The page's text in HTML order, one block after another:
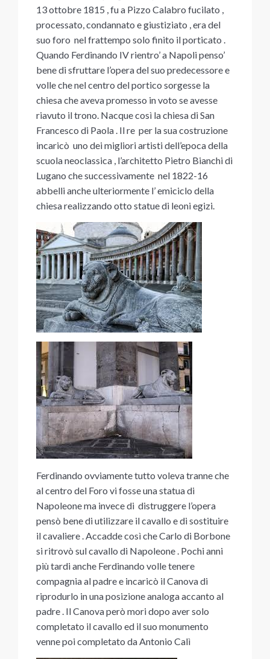
13 ottobre 1815 , fu a Pizzo Calabro fucilato ,
processato, condannato e giustiziato , era del
suo foro nel frattempo solo finito il porticato .
Quando Ferdinando IV rientro’ a Napoli penso’
bene di sfruttare l’opera del suo predecessore e
volle che nel centro del portico sorgesse la
chiesa che aveva promesso in voto se avesse
riavuto il trono. Nacque così la chiesa di San
Francesco di Paola . Il re per la sua costruzione
incaricò uno dei migliori artisti dell’epoca della
scuola neoclassica , l’architetto Pietro Bianchi di
Lugano che successivamente nel 1822-16
abbelli anche ulteriormente l’ emiciclo della
chiesa realizzando otto statue di leoni egizi.
Ferdinando ovviamente tutto voleva tranne che
al centro del Foro vi fosse una statua di
Napoleone ma invece di distruggere l’opera
pensò bene di utilizzare il cavallo e di sostituire
il cavaliere . Accadde così che Carlo di Borbone
si ritrovò sul cavallo di Napoleone . Pochi anni
più tardi anche Ferdinando volle tenere
compagnia al padre e incaricò il Canova di
riprodurlo in una posizione analoga accanto al
padre . Il Canova però mori dopo aver solo
completato il cavallo ed il suo monumento
venne poi completato da Antonio Calì